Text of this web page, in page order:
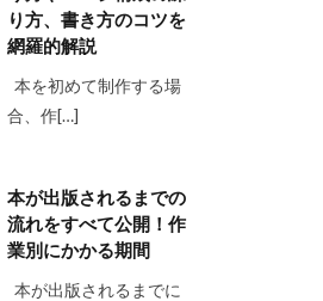
り方、書き方のコツを
網羅的解説
本を初めて制作する場
合、作[…]
本が出版されるまでの
流れをすべて公開！作
業別にかかる期間
本が出版されるまでに